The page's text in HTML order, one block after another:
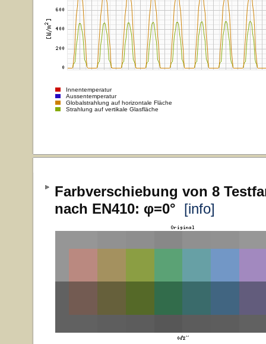
Innentemperatur
Aussentemperatur
Globalstrahlung auf horizontale Fläche
Strahlung auf vertikale Glasfläche
Farbverschiebung von 8
nach EN410: φ=0° [info]